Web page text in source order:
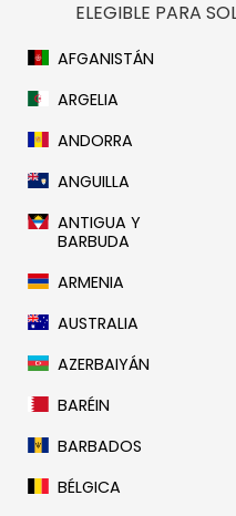
ELEGIBLE PARA
AFGANISTÁN
ARGELIA
ANDORRA
ANGUILLA
ANTIGUA Y
BARBUDA
ARMENIA
AUSTRALIA
AZERBAIYÁN
BARÉIN
BARBADOS
BÉLGICA